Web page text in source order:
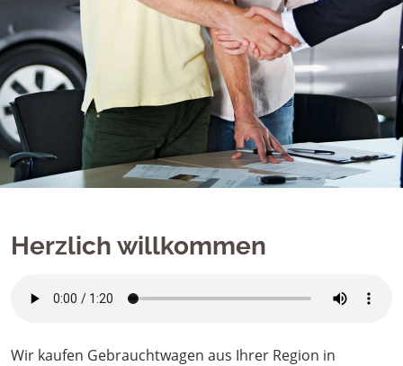
Herzlich willkommen
Wir kaufen Gebrauchtwagen aus Ihrer Region in